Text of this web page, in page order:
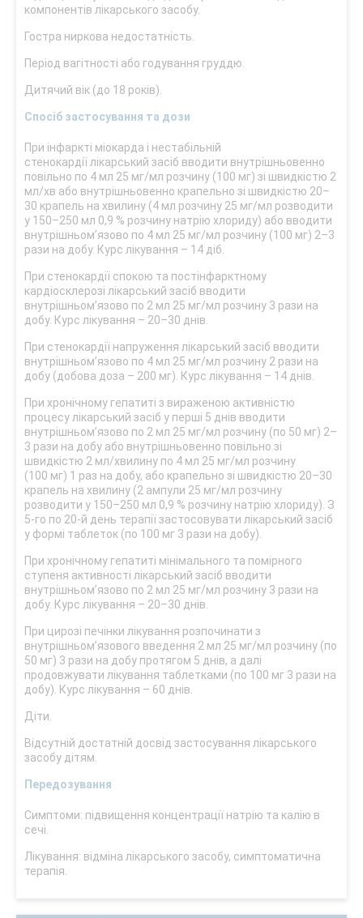
компонентів лікарського засобу.
Гостра ниркова недостатність.
Період вагітності або годування груддю.
Дитячий вік (до 18 років).
Спосіб застосування та дози
При інфаркті міокарда і нестабільній
стенокардії лікарський засіб вводити внутрішньовенно
повільно по 4 мл 25 мг/мл розчину (100 мг) зі швидкістю 2
мл/хв або внутрішньовенно крапельно зі швидкістю 20–
30 крапель на хвилину (4 мл розчину 25 мг/мл розводити
у 150–250 мл 0,9 % розчину натрію хлориду) або вводити
внутрішньом’язово по 4 мл 25 мг/мл розчину (100 мг) 2–3
рази на добу. Курс лікування – 14 діб.
При стенокардії спокою та постінфарктному
кардіосклерозі лікарський засіб вводити
внутрішньом’язово по 2 мл 25 мг/мл розчину 3 рази на
добу. Курс лікування – 20–30 днів.
При стенокардії напруження лікарський засіб вводити
внутрішньом’язово по 4 мл 25 мг/мл розчину 2 рази на
добу (добова доза – 200 мг). Курс лікування – 14 днів.
При хронічному гепатиті з вираженою активністю
процесу лікарський засіб у перші 5 днів вводити
внутрішньом’язово по 2 мл 25 мг/мл розчину (по 50 мг) 2–
3 рази на добу або внутрішньовенно повільно зі
швидкістю 2 мл/хвилину по 4 мл 25 мг/мл розчину
(100 мг) 1 раз на добу, або крапельно зі швидкістю 20–30
крапель на хвилину (2 ампули 25 мг/мл розчину
розводити у 150–250 мл 0,9 % розчину натрію хлориду). З
5-го по 20-й день терапії застосовувати лікарський засіб
у формі таблеток (по 100 мг 3 рази на добу).
При хронічному гепатиті мінімального та помірного
ступеня активності лікарський засіб вводити
внутрішньом’язово по 2 мл 25 мг/мл розчину 3 рази на
добу. Курс лікування – 20–30 днів.
При цирозі печінки лікування розпочинати з
внутрішньом’язового введення 2 мл 25 мг/мл розчину (по
50 мг) 3 рази на добу протягом 5 днів, а далі
продовжувати лікування таблетками (по 100 мг 3 рази на
добу). Курс лікування – 60 днів.
Діти.
Відсутній достатній досвід застосування лікарського
засобу дітям.
Передозування
Симптоми: підвищення концентрації натрію та калію в
сечі.
Лікування: відміна лікарського засобу, симптоматична
терапія.